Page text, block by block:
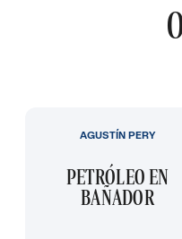
PETRÓLEO EN
BAÑADOR
AGUSTÍN PERY